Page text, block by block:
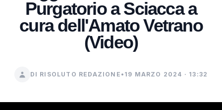
Purgatorio a Sciacca a
cura dell'Amato Vetrano
(Video)
DI RISOLUTO REDAZIONE • 19 MARZO 2024 · 13:32